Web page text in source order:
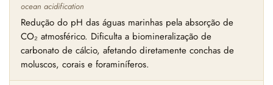
ocean acidification
Redução do pH das águas marinhas pela absorção de
CO₂ atmosférico. Dificulta a biomineralização de
carbonato de cálcio, afetando diretamente conchas de
moluscos, corais e foraminíferos.